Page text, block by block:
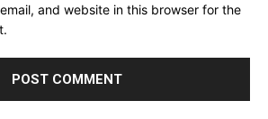
and website in this browser for the